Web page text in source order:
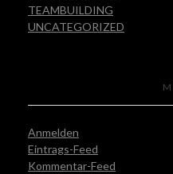
TEAMBUILDING
UNCATEGORIZED
Anmelden
Eintrags-Feed
Kommentar-Feed